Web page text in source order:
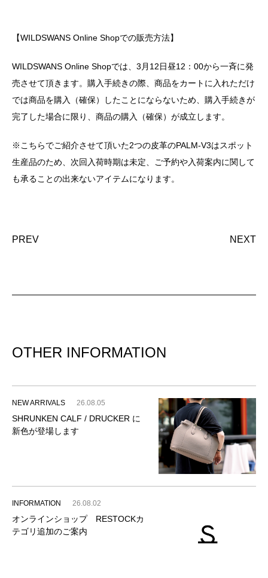
【WILDSWANS Online Shopでの販売方法】
WILDSWANS Online Shopでは、3月12日昼12：00から一斉に発
売させて頂きます。購入手続きの際、商品をカートに入れただけ
では商品を購入（確保）したことにならないため、購入手続きが
完了した場合に限り、商品の購入（確保）が成立します。
※こちらでご紹介させて頂いた2つの皮革のPALM-V3はスポット
生産品のため、次回入荷時期は未定、ご予約や入荷案内に関して
も承ることの出来ないアイテムになります。
PREV NEXT
OTHER INFORMATION
NEW ARRIVALS 26.08.05
SHRUNKEN CALF / DRUCKER に
新色が登場します
INFORMATION 26.08.02
オンラインショップ RESTOCKカ
テゴリ追加のご案内